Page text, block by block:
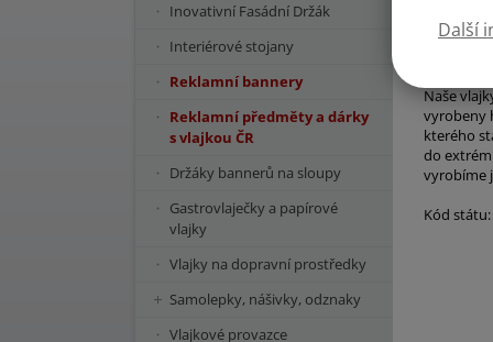
Další
Naše
vyrobeny
kterého
do
vyrobíme
Kód státu:
Inovativní Fasádní Držák
Interiérové stojany
Reklamní bannery
Reklamní předměty a dárky
s vlajkou ČR
Držáky bannerů na sloupy
Gastrovlaječky a papírové
vlajky
Vlajky na dopravní prostředky
Samolepky, nášivky, odznaky
Vlajkové provazce